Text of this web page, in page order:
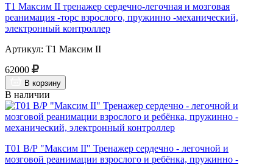
Т1 Максим II тренажер сердечно-легочная и мозговая
реанимация -торс взрослого, пружинно -механический,
электронный контроллер
Артикул: Т1 Максим II
62000
В корзину
В наличии
Т01 В/Р "Максим II" Тренажер сердечно - легочной и
мозговой реанимации взрослого и ребёнка, пружинно -